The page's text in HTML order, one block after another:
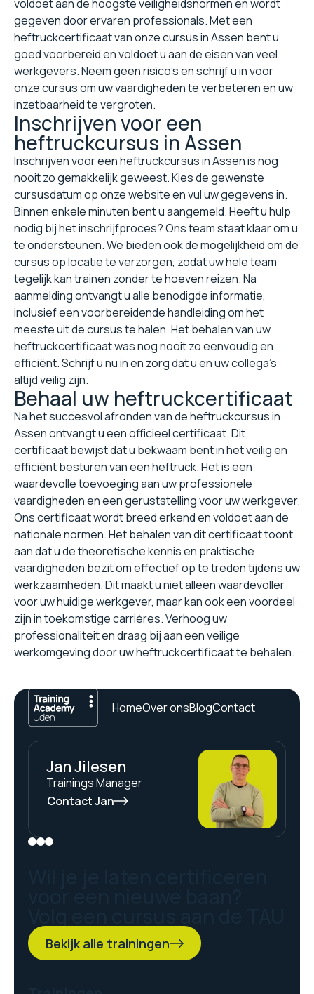
voldoet aan de hoogste veiligheidsnormen en wordt
gegeven door ervaren professionals. Met een
heftruckcertificaat van onze cursus in Assen bent u
goed voorbereid en voldoet u aan de eisen van veel
werkgevers. Neem geen risico's en schrijf u in voor
onze cursus om uw vaardigheden te verbeteren en uw
inzetbaarheid te vergroten.
Inschrijven voor een
heftruckcursus in Assen
Inschrijven voor een heftruckcursus in Assen is nog
nooit zo gemakkelijk geweest. Kies de gewenste
cursusdatum op onze website en vul uw gegevens in.
Binnen enkele minuten bent u aangemeld. Heeft u hulp
nodig bij het inschrijfproces? Ons team staat klaar om u
te ondersteunen. We bieden ook de mogelijkheid om de
cursus op locatie te verzorgen, zodat uw hele team
tegelijk kan trainen zonder te hoeven reizen. Na
aanmelding ontvangt u alle benodigde informatie,
inclusief een voorbereidende handleiding om het
meeste uit de cursus te halen. Het behalen van uw
heftruckcertificaat was nog nooit zo eenvoudig en
efficiënt. Schrijf u nu in en zorg dat u en uw collega's
altijd veilig zijn.
Behaal uw heftruckcertificaat
Na het succesvol afronden van de heftruckcursus in
Assen ontvangt u een officieel certificaat. Dit
certificaat bewijst dat u bekwaam bent in het veilig en
efficiënt besturen van een heftruck. Het is een
waardevolle toevoeging aan uw professionele
vaardigheden en een geruststelling voor uw werkgever.
Ons certificaat wordt breed erkend en voldoet aan de
nationale normen. Het behalen van dit certificaat toont
aan dat u de theoretische kennis en praktische
vaardigheden bezit om effectief op te treden tijdens uw
werkzaamheden. Dit maakt u niet alleen waardevoller
voor uw huidige werkgever, maar kan ook een voordeel
zijn in toekomstige carrières. Verhoog uw
professionaliteit en draag bij aan een veilige
werkomgeving door uw heftruckcertificaat te behalen.
HomeOver onsBlogContact
Jan Jilesen
Trainings Manager
Contact Jan
Bekijk alle trainingen